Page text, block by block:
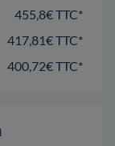
455,8€ TTC*
417,81€ TTC*
400,72€ TTC*